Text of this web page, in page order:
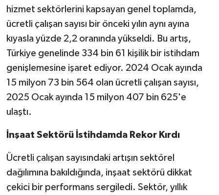
hizmet sektörlerini kapsayan genel toplamda,
ücretli çalışan sayısı bir önceki yılın aynı ayına
kıyasla yüzde 2,2 oranında yükseldi. Bu artış,
Türkiye genelinde 334 bin 61 kişilik bir istihdam
genişlemesine işaret ediyor. 2024 Ocak ayında
15 milyon 73 bin 564 olan ücretli çalışan sayısı,
2025 Ocak ayında 15 milyon 407 bin 625'e
ulaştı.
İnşaat Sektörü İstihdamda Rekor Kırdı
Ücretli çalışan sayısındaki artışın sektörel
dağılımına bakıldığında, inşaat sektörü dikkat
çekici bir performans sergiledi. Sektör, yıllık